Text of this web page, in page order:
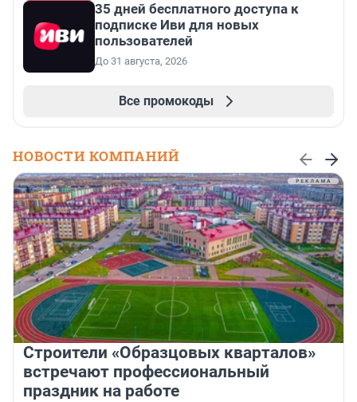
35 дней бесплатного доступа к
подписке Иви для новых
пользователей
До 31 августа, 2026
Все промокоды
НОВОСТИ КОМПАНИЙ
Строители «Образцовых кварталов»
встречают профессиональный
праздник на работе